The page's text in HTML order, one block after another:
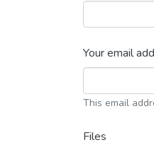
Your email
This email
Files